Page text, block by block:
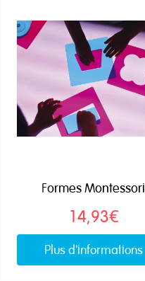
Formes Montessori
14,93€
Plus d'informations